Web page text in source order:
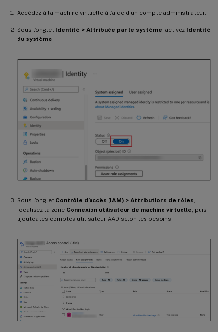
Accédez à la machine virtuelle à l’aide d’un compte administrateur.
Sous l’onglet Identité > Attribuée par le système, activez Identité
du système.
Sous l’onglet Contrôle d’accès (IAM) > Attributions de rôles
localisez la zone Connexion utilisateur de machine virtuelle , puis
ajoutez les comptes utilisateur AAD selon les besoins.